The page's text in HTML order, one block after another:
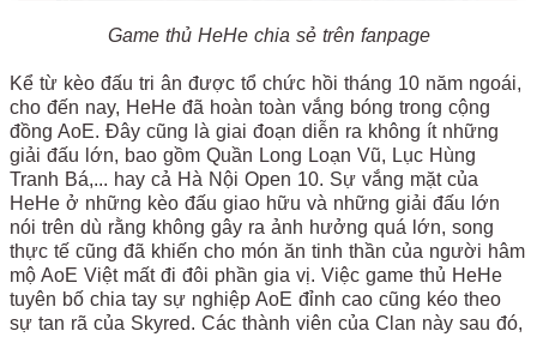
Game thủ HeHe chia sẻ trên fanpage
Kể từ kèo đấu tri ân được tổ chức hồi tháng 10 năm ngoái,
cho đến nay, HeHe đã hoàn toàn vắng bóng trong cộng
đồng AoE. Đây cũng là giai đoạn diễn ra không ít những
giải đấu lớn, bao gồm Quần Long Loạn Vũ, Lục Hùng
Tranh Bá,... hay cả Hà Nội Open 10. Sự vắng mặt của
HeHe ở những kèo đấu giao hữu và những giải đấu lớn
nói trên dù rằng không gây ra ảnh hưởng quá lớn, song
thực tế cũng đã khiến cho món ăn tinh thần của người hâm
mộ AoE Việt mất đi đôi phần gia vị. Việc game thủ HeHe
tuyên bố chia tay sự nghiệp AoE đỉnh cao cũng kéo theo
sự tan rã của Skyred. Các thành viên của Clan này sau đó,